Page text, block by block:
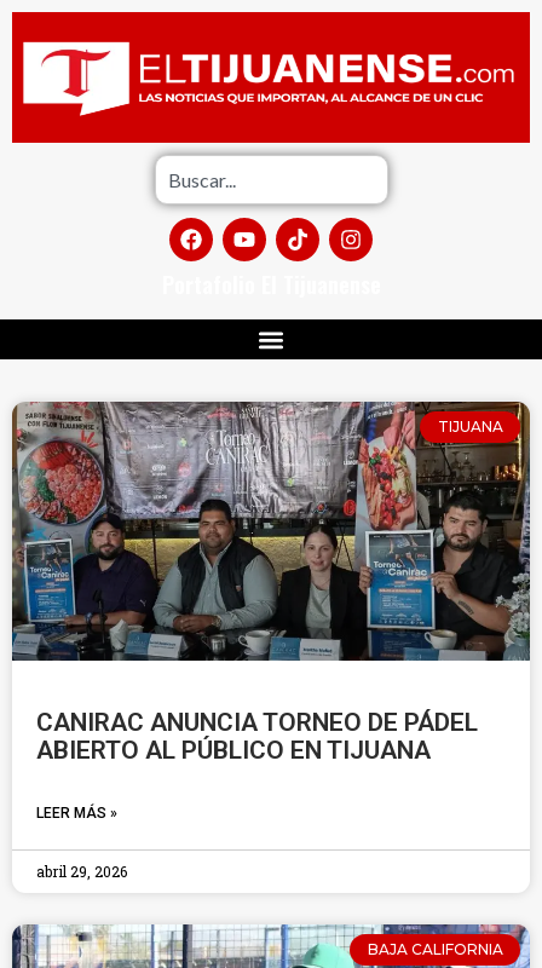
TIJUANA
CANIRAC ANUNCIA TORNEO DE PÁDEL
ABIERTO AL PÚBLICO EN TIJUANA
LEER MÁS »
abril 29, 2026
BAJA CALIFORNIA